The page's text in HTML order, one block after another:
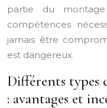
partie du
compétences
jamais être
est dangereux.
Différents types
: avantages et